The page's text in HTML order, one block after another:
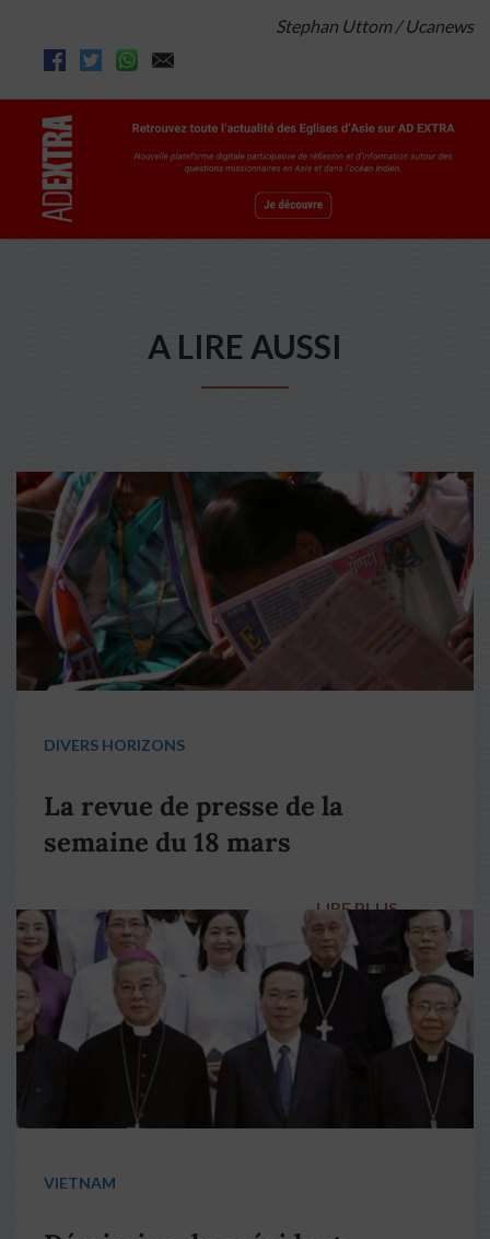
Stephan Uttom / Ucanews
A LIRE AUSSI
DIVERS HORIZONS
La revue de presse de la
semaine du 18 mars
LIRE PLUS →
VIETNAM